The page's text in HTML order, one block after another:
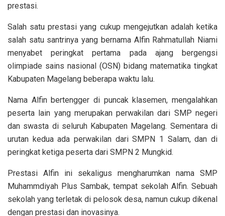
prestasi.
Salah satu prestasi yang cukup mengejutkan adalah ketika
salah satu santrinya yang bernama Alfin Rahmatullah Niami
menyabet peringkat pertama pada ajang bergengsi
olimpiade sains nasional (OSN) bidang matematika tingkat
Kabupaten Magelang beberapa waktu lalu.
Nama Alfin bertengger di puncak klasemen, mengalahkan
peserta lain yang merupakan perwakilan dari SMP negeri
dan swasta di seluruh Kabupaten Magelang. Sementara di
urutan kedua ada perwakilan dari SMPN 1 Salam, dan di
peringkat ketiga peserta dari SMPN 2 Mungkid.
Prestasi Alfin ini sekaligus mengharumkan nama SMP
Muhammdiyah Plus Sambak, tempat sekolah Alfin. Sebuah
sekolah yang terletak di pelosok desa, namun cukup dikenal
dengan prestasi dan inovasinya.